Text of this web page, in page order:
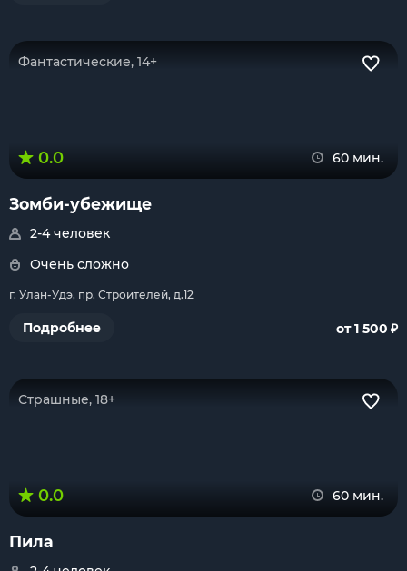
Фантастические, 14+
0.0 60 мин.
Зомби-убежище
2-4 человек
Очень сложно
г. Улан-Удэ, пр. Строителей, д.12
Подробнее от 1 500 ₽
Страшные, 18+
0.0 60 мин.
Пила